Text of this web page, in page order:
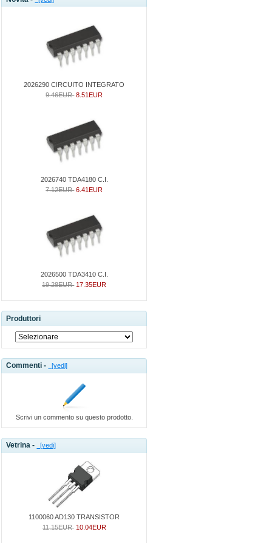
2026290 CIRCUITO INTEGRATO
9.46EUR 8.51EUR
2026740 TDA4180 C.I.
7.12EUR 6.41EUR
2026500 TDA3410 C.I.
19.28EUR 17.35EUR
Produttori
Commenti - [vedi]
Scrivi un commento su questo prodotto.
Vetrina - [vedi]
1100060 AD130 TRANSISTOR
11.15EUR 10.04EUR